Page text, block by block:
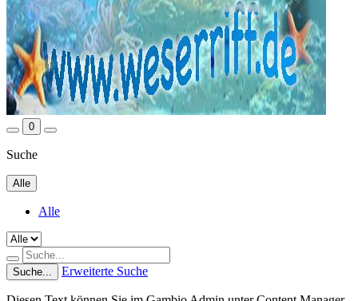
0
Suche
Alle
Alle
Suche... Erweiterte Suche